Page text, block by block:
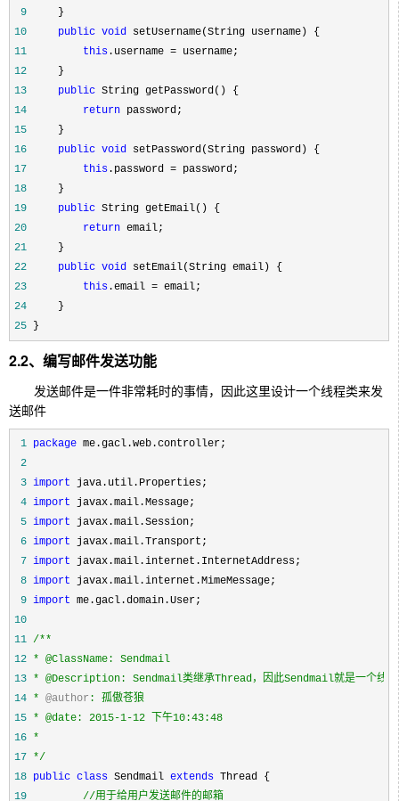
9
10
public void
11
this .username =
12
13
public
14
return
15
16
public void
17
this .password =
18
19
public
20
return
21
22
public void
23
this .email =
24
25 }
2.2、编写邮件发送功能
发送邮件是一件非常耗时的事情，因此这里设计一个线程类来发
送邮件
1 package
2
3 import
4 import
5 import
6 import
7 import
8 import
9 import
10
11 /**
12
13
14 * @author
15
16
17 */
18 public class Sendmail extends
19
//用于给用户发送邮件的邮箱